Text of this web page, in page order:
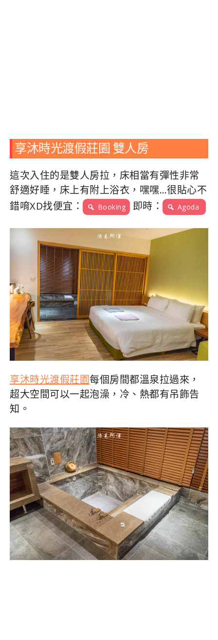
享沐時光渡假莊園 雙人房
這次入住的是雙人房拉，床相當有彈性非常
舒適好睡，床上有附上浴衣，嘿嘿…很貼心不
錯唷XD找便宜：
Booking 即時： Agoda
享沐時光渡假莊園每個房間都溫泉拉過來，
超大空間可以一起泡澡，冷、熱都有吊飾告
知。